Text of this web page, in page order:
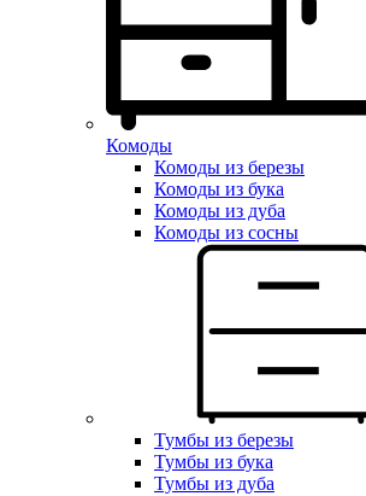
Комоды
Комоды из березы
Комоды из бука
Комоды из дуба
Комоды из сосны
Тумбы из березы
Тумбы из бука
Тумбы из дуба